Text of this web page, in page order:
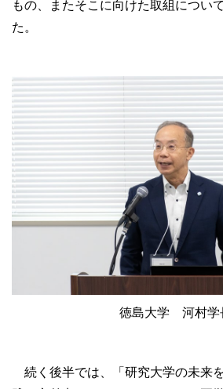
もの、またそこに向けた取組につい
た。
徳島大学 河村学
続く後半では、「研究大学の未来